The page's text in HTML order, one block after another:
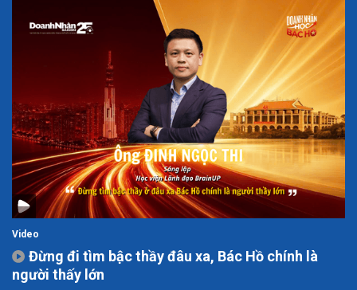
Video
Đừng đi tìm bậc thầy đâu xa, Bác Hồ chính là
người thấy lớn